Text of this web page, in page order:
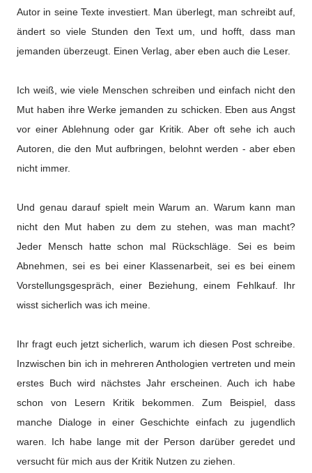
Autor in seine Texte investiert. Man überlegt, man schreibt auf,
ändert so viele Stunden den Text um, und hofft, dass man
jemanden überzeugt. Einen Verlag, aber eben auch die Leser.
Ich weiß, wie viele Menschen schreiben und einfach nicht den
Mut haben ihre Werke jemanden zu schicken. Eben aus Angst
vor einer Ablehnung oder gar Kritik. Aber oft sehe ich auch
Autoren, die den Mut aufbringen, belohnt werden - aber eben
nicht immer.
Und genau darauf spielt mein Warum an. Warum kann man
nicht den Mut haben zu dem zu stehen, was man macht?
Jeder Mensch hatte schon mal Rückschläge. Sei es beim
Abnehmen, sei es bei einer Klassenarbeit, sei es bei einem
Vorstellungsgespräch, einer Beziehung, einem Fehlkauf. Ihr
wisst sicherlich was ich meine.
Ihr fragt euch jetzt sicherlich, warum ich diesen Post schreibe.
Inzwischen bin ich in mehreren Anthologien vertreten und mein
erstes Buch wird nächstes Jahr erscheinen. Auch ich habe
schon von Lesern Kritik bekommen. Zum Beispiel, dass
manche Dialoge in einer Geschichte einfach zu jugendlich
waren. Ich habe lange mit der Person darüber geredet und
versucht für mich aus der Kritik Nutzen zu ziehen.